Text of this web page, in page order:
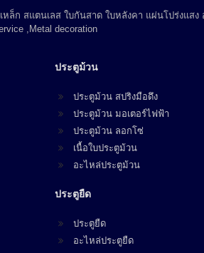
ก สแตนเลส ใบกันสาด ใบหลังคา แผ่นโปร่งแส
,Metal decoration
ประตูม้วน
ประตูม้วน สปริงมือดึง
ประตูม้วน มอเตอร์ไฟฟ้า
ประตูม้วน ลอกโซ่
เนื้อใบประตูม้วน
อะไหล่ประตูม้วน
ประตูยืด
ประตูยืด
อะไหล่ประตูยืด